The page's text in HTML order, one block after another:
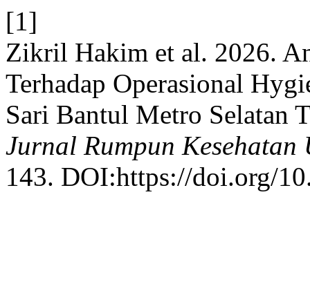
[1]
Zikril Hakim et al. 2026.
Terhadap Operasional
Sari Bantul Metro Selatan
Jurnal Rumpun Kesehatan
143. DOI:https://doi.org/